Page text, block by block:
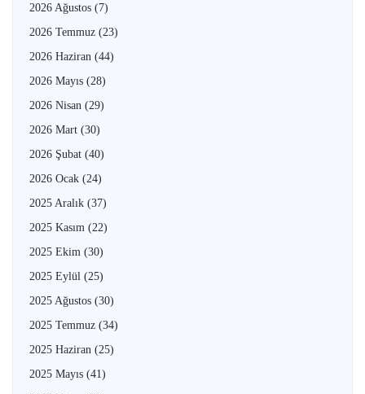
2026 Ağustos (7)
2026 Temmuz (23)
2026 Haziran (44)
2026 Mayıs (28)
2026 Nisan (29)
2026 Mart (30)
2026 Şubat (40)
2026 Ocak (24)
2025 Aralık (37)
2025 Kasım (22)
2025 Ekim (30)
2025 Eylül (25)
2025 Ağustos (30)
2025 Temmuz (34)
2025 Haziran (25)
2025 Mayıs (41)